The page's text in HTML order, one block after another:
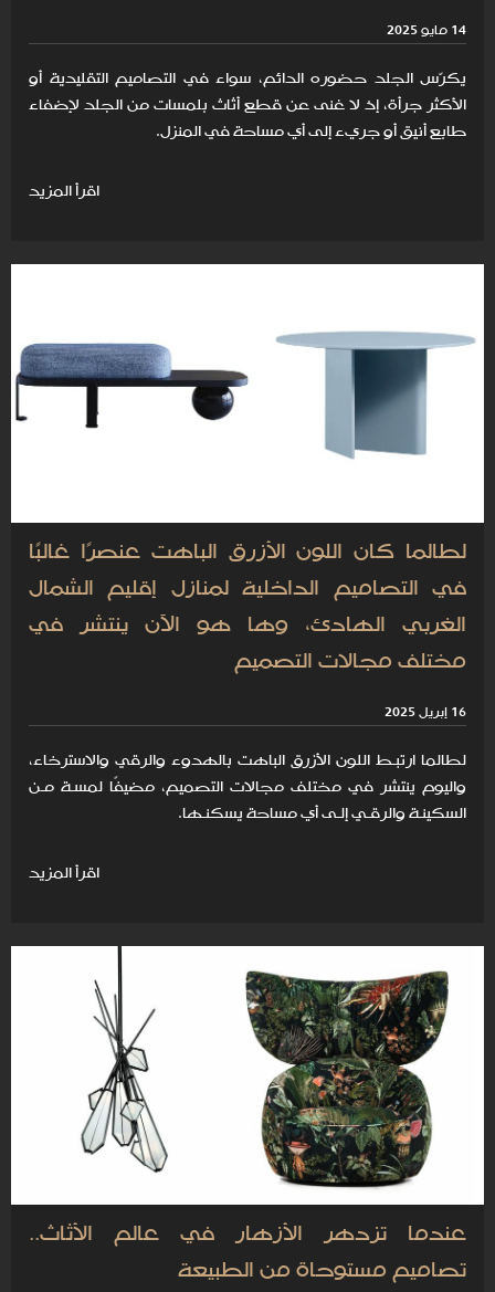
14 مايو 2025
يكرّس الجلد حضوره الدائم، سواء في التصاميم التقليدية أو
الأكثر جرأة، إذ لا غنى عن قطع أثاث بلمسات من الجلد لإضفاء
طابع أنيق أو جريء إلى أي مساحة في المنزل.
اقرأ المزيد
لطالما كان اللون الأزرق الباهت عنصرًا غالبًا
في التصاميم الداخلية لمنازل إقليم الشمال
الغربي الهادئ، وها هو الآن ينتشر في
مختلف مجالات التصميم
16 إبريل 2025
لطالما ارتبـط اللون الأزرق الباهت بالهدوء والرقي والاسترخاء،
واليوم ينتشر في مختلف مجالات التصميم، مضيفًا لمسـة مـن
السكينـة والرقـي إلـى أي مساحة يسكنـها.
اقرأ المزيد
عندما تزدهر الأزهار في عالم الأثاث..
تصاميم مستوحاة من الطبيعة